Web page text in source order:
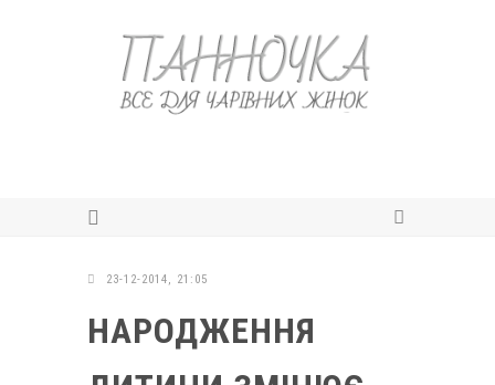
23-12-2014, 21:05
НАРОДЖЕННЯ